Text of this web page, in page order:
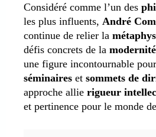
Considéré comme l’un des
les plus influents, André
continue de relier la
défis concrets de la modernité
une figure incontournable
séminaires et sommets de
approche allie rigueur
et pertinence pour le monde